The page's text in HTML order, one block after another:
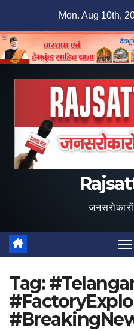
content
Mon. Aug 10th,
Tag: